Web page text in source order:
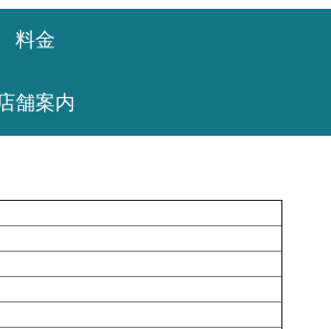
料金
舗案内